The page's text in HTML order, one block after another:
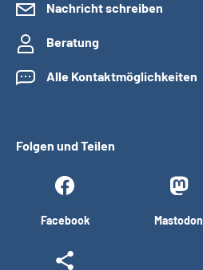
Nachricht schreiben
Beratung
Alle Kontaktmöglichkeiten
Folgen und Teilen
Facebook Mastodon